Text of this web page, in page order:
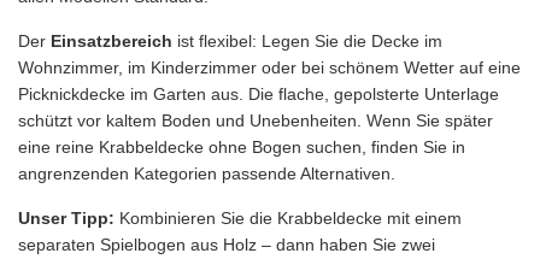
Der Einsatzbereich ist flexibel: Legen Sie die Decke im
Wohnzimmer, im Kinderzimmer oder bei schönem Wetter auf eine
Picknickdecke im Garten aus. Die flache, gepolsterte Unterlage
schützt vor kaltem Boden und Unebenheiten. Wenn Sie später
eine reine Krabbeldecke ohne Bogen suchen, finden Sie in
angrenzenden Kategorien passende Alternativen.
Unser Tipp: Kombinieren Sie die Krabbeldecke mit einem
separaten Spielbogen aus Holz – dann haben Sie zwei